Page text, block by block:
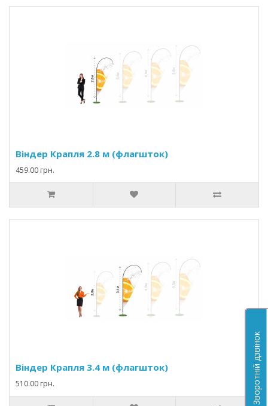
Зворотній дзвінок
Віндер Крапля 2.8 м (флагшток)
459.00 грн.
Віндер Крапля 3.4 м (флагшток)
510.00 грн.